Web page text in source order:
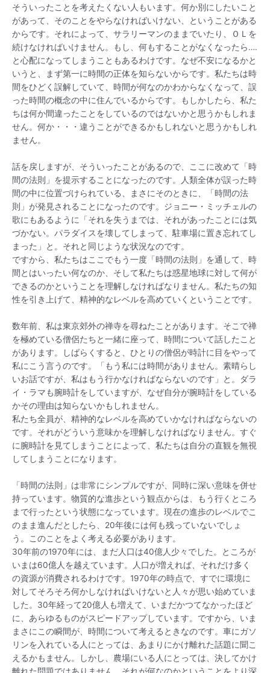
そういったことを考えたくない人もいます。何か別にしたいこと
があって、そのことをやらなければいけない、ということがある
からです。それによって、サラリーマンのままでいたり、ＯＬを
続けなければいけません。もし、何もすることがなくなったら….
と心配になってしまうこともあるわけです。なぜ不安になるかと
いうと、まず第一に時間の正体を知らないからです。私たちは時
間をひどく誤解していて、時間が何なのかわからなくなって、誤
った時間の概念の中に住んでいるからです。もしかしたら、私た
ちは何か間違ったことをしているのではないかと思うかもしれま
せん。何か・・・違うことができるかもしれないと思うかもしれ
ません。
話を戻しますが、そういったことがあるので、ここに改めて「時
間の法則」を提示することになったのです。人類全体が誤った時
間の中に位置づけられている、まさにそのときに、「時間の法
則」が発見されることになったのです。ジョニー・ミッチェルの
歌にもあるように「それを失うまでは、それがあったことには気
づかない。パラダイスを壊してしまって、駐車場に置き忘れてし
まった」と。それと同じような状況なのです。
ですから、私たちはここでもう一度「時間の法則」を通して、時
間とはいったい何なのか、そして私たちは惑星地球に対して何が
できるのかということを理解しなければなりません。私たちの知
性を引き上げて、精神的なレベルを高めていくということです。
数年前、私は東京郊外の禅寺を尋ねたことがあります。そこで禅
を極めている僧侶たちと一緒に座って、時間について話したこと
があります。しばらくすると、ひとりの僧侶が時計に目をやって
私にこう言うのです。「もう私には時間がありません。素晴らし
いお話ですが、私はもう行かなければならないのです」と。ダラ
イ・ラマも腕時計をしていますが、なぜ自分が腕時計をしている
かその理由は知らないかもしれません。
私たち全員が、精神的なレベルを高めていかなければならないの
です。それがどういう意味かを理解しなければなりません。すぐ
に腕時計を見てしまうことによって、私たちは自分の直観を無視
してしまうことになります。
「時間の法則」は非常にシンプルですが、同時に深い意味を併せ
持っています。物質的な進歩という観点からは、もう行くところ
まで行ったという状態になっています。現在の進歩のレベルでこ
のまま進んだとしたら、20年後には何も残っていないでしょ
う。このことをよく考える必要があります。
30年前の1970年には、まだ人口は40億人少々でした。ところが
いまは60億人を越えています。人口が増えれば、それだけ多く
の資源が消費されるわけです。1970年の時点で、すでに環境に
対してそろそろ何かしなければいけないと人々が思い始めていま
した。30年経って20億人も増えて、いまだかつてなかったほど
に、あらゆるものがスピードアップしています。ですから、いま
まさにこの瞬間が、時間について考えるときなのです。車にガソ
リンを入れている人にとっては、あまりにかけ離れた話題に聞こ
えるかもません。しかし、農場にいる人にとっては、決してかけ
離れた問題ではありません。それが何なのかということをより深